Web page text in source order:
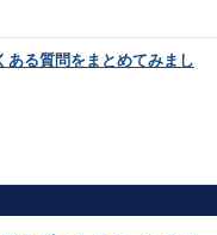
ある質問をまとめてみまし